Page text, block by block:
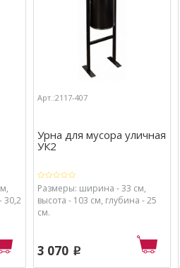
30,2
Арт.:2117-407
Урна для мусора уличная
УК2
Размеры: ширина - 33 см,
высота - 103 см, глубина - 25
см.
3 070 p